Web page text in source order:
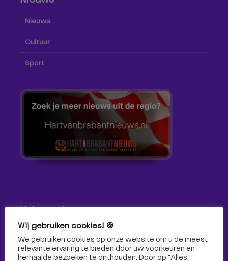
Nieuws
Cultuur
Sport
Volg ons!
Volg Omroep Tilburg niet alleen hier, maar ook via social
media!
Wij gebruiken cookies! 🍪
We gebruiken cookies op onze website om u de meest
relevante ervaring te bieden door uw voorkeuren en
herhaalde bezoeken te onthouden. Door op "Alles